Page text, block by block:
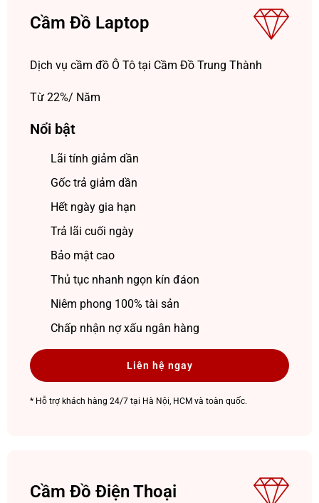
Cầm Đồ Laptop
Dịch vụ cầm đồ Ô Tô tại Cầm Đồ Trung Thành
Từ 22%/ Năm
Nổi bật
Lãi tính giảm dần
Gốc trả giảm dần
Hết ngày gia hạn
Trả lãi cuối ngày
Bảo mật cao
Thủ tục nhanh ngọn kín đáon
Niêm phong 100% tài sản
Chấp nhận nợ xấu ngân hàng
Liên hệ ngay
* Hỗ trợ khách hàng 24/7 tại Hà Nội, HCM và toàn quốc.
Cầm Đồ Điện Thoại